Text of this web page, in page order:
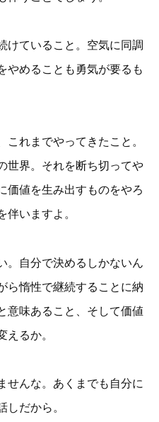
けていること。空気に同調
やめることも勇気が要るも
れまでやってきたこと。
世界。それを断ち切ってや
価値を生み出すものをやろ
伴いますよ。
。自分で決めるしかないん
ら惰性で継続することに納
意味あること、そして価値
えるか。
せんな。あくまでも自分に
しだから。